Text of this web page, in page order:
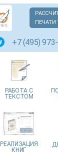
+7 (495)
РАБОТА С
ТЕКСТОМ
РЕАЛИЗАЦИЯ
КНИГ